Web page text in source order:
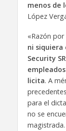
menos de
López
«Razón
ni siquiera
Security
licita. A
para el
no se
magistrada.